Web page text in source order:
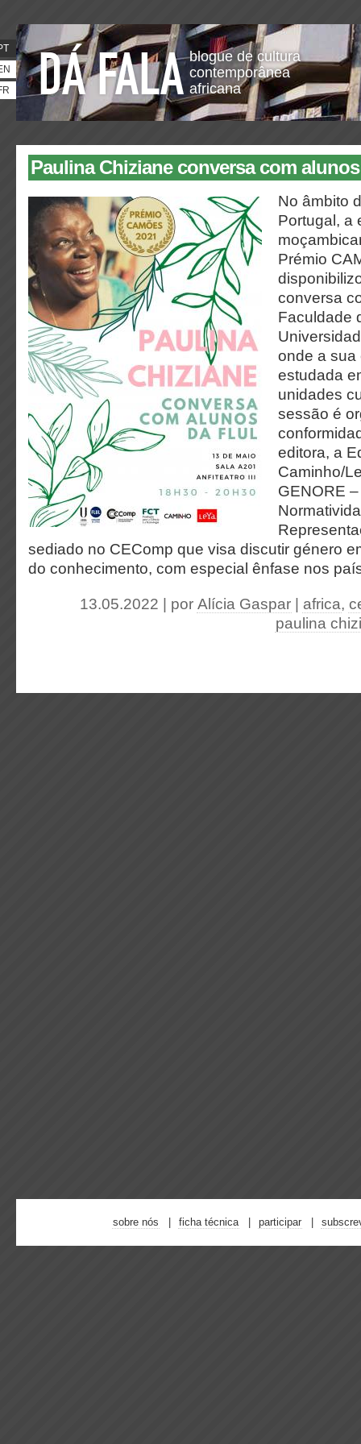
blogue de cultura
contemporânea
africana
Paulina Chiziane conversa com
No âmbito
Portugal, a
Prémio
conversa
Faculdade
onde a sua
estudada
unidades
sessão é
editora, a
Caminho/
GENORE
sediado no CEComp que visa discutir género
do conhecimento, com especial ênfase nos
13.05.2022 | por Alícia Gaspar africa,
paulina
sobre nós ficha técnica participar